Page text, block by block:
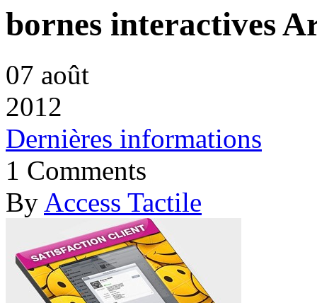
bornes interactives
07 août
2012
Dernières informations
1 Comments
By Access Tactile